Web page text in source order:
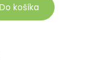
Do košíka